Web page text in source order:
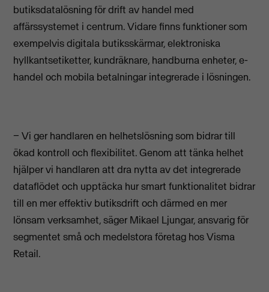
butiksdatalösning för drift av handel med
affärssystemet i centrum. Vidare finns funktioner som
exempelvis digitala butiksskärmar, elektroniska
hyllkantsetiketter, kundräknare, handburna enheter, e-
handel och mobila betalningar integrerade i lösningen.
− Vi ger handlaren en helhetslösning som bidrar till
ökad kontroll och flexibilitet. Genom att tänka helhet
hjälper vi handlaren att dra nytta av det integrerade
dataflödet och upptäcka hur smart funktionalitet bidrar
till en mer effektiv butiksdrift och därmed en mer
lönsam verksamhet, säger Mikael Ljungar, ansvarig för
segmentet små och medelstora företag hos Visma
Retail.